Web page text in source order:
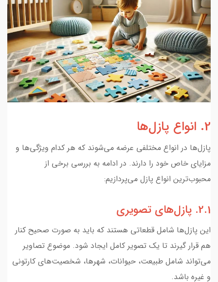
2. انواع پازل‌ها
پازل‌ها در انواع مختلفی عرضه می‌شوند که هر کدام ویژگی‌ها و
مزایای خاص خود را دارند. در ادامه به بررسی برخی از
محبوب‌ترین انواع پازل می‌پردازیم:
2.1. پازل‌های تصویری
این پازل‌ها شامل قطعاتی هستند که باید به صورت صحیح کنار
هم قرار گیرند تا یک تصویر کامل ایجاد شود. موضوع تصاویر
می‌تواند شامل طبیعت، حیوانات، شهرها، شخصیت‌های کارتونی
و غیره باشد.